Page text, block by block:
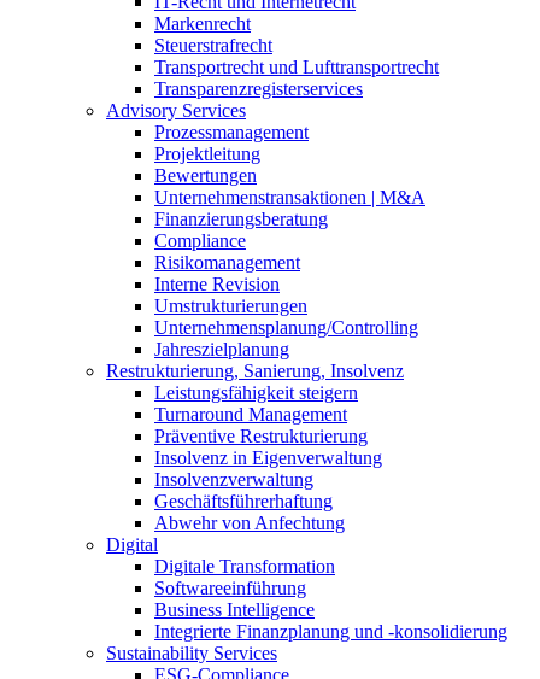
Markenrecht
Steuerstrafrecht
Transportrecht und Lufttransportrecht
Transparenzregisterservices
Advisory Services
Prozessmanagement
Projektleitung
Bewertungen
Unternehmenstransaktionen | M&A
Finanzierungsberatung
Compliance
Risikomanagement
Interne Revision
Umstrukturierungen
Unternehmensplanung/Controlling
Jahreszielplanung
Restrukturierung, Sanierung, Insolvenz
Leistungsfähigkeit steigern
Turnaround Management
Präventive Restrukturierung
Insolvenz in Eigenverwaltung
Insolvenzverwaltung
Geschäftsführerhaftung
Abwehr von Anfechtung
Digital
Digitale Transformation
Softwareeinführung
Business Intelligence
Integrierte Finanzplanung und -konsolidierung
Sustainability Services